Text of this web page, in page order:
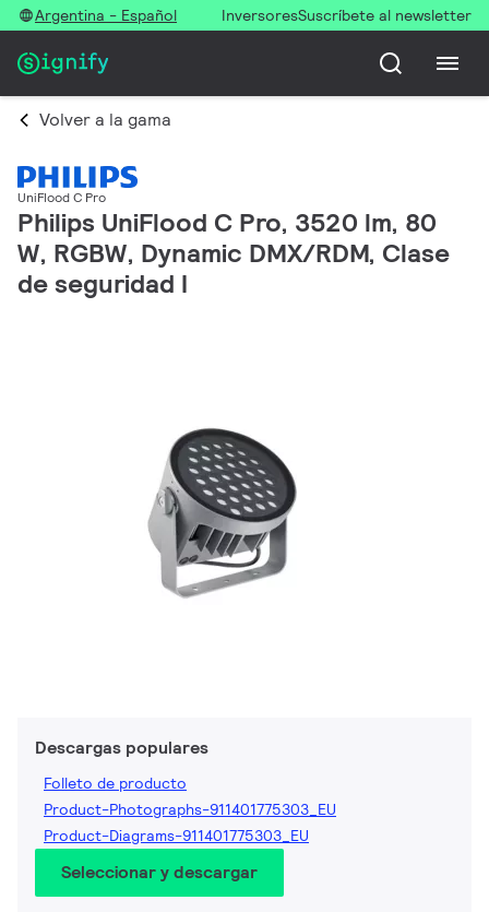
Argentina - Español InversoresSuscríbete al newsletter
Volver a la gama
UniFlood C Pro
Philips UniFlood C Pro, 3520 lm, 80
W, RGBW, Dynamic DMX/RDM, Clase
de seguridad I
Descargas populares
Folleto de producto
Product-Photographs-911401775303_EU
Product-Diagrams-911401775303_EU
Seleccionar y descargar